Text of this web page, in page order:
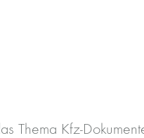
Thema Kfz-